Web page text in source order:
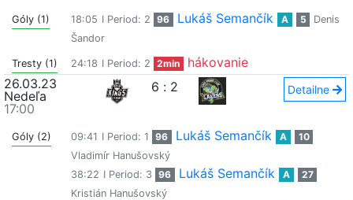
Góly (1) 18:05 I Period: 2 96 Lukáš Semančík A 5
Denis
Šandor
Tresty (1) 24:18 I Period: 2 2min
hákovanie
26.03.23
Nedeľa
17:00
6 : 2 Detailne
Góly (2) 09:41 I Period: 1 96 Lukáš Semančík A
10
Vladimír Hanušovský
38:22 I Period: 3 96 Lukáš Semančík A
27
Kristián Hanušovský